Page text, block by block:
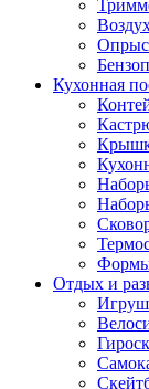
Кухонная
Формы
Отдых и